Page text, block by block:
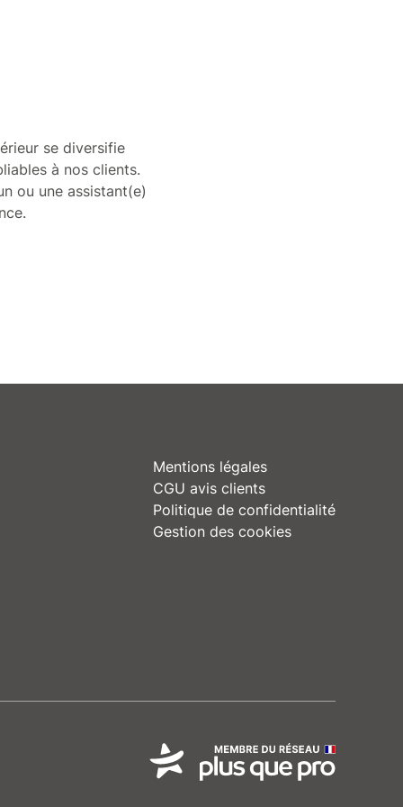
se diversifie
à nos clients.
ou une assistant(e)
Mentions légales
CGU avis clients
Politique de confidentialité
Gestion des cookies